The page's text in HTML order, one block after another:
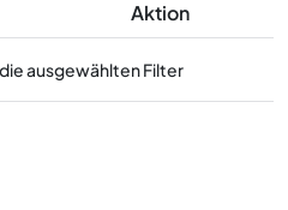
Aktion
ausgewählten Filter